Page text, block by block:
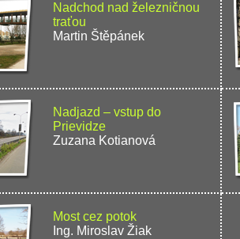
Nadchod nad železničnou
traťou
Martin Štěpánek
Nadjazd – vstup do
Prievidze
Zuzana Kotianová
Most cez potok
Ing. Miroslav Žiak